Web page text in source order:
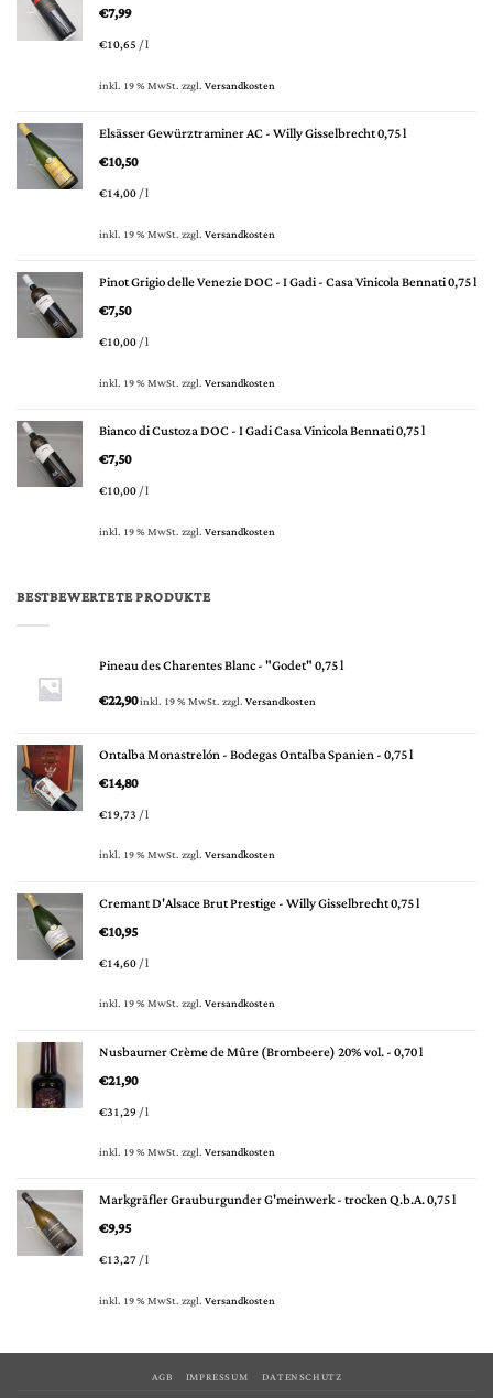
€7,99
€10,65/l
inkl. 19 % MwSt.zzgl.Versandkosten
Elsässer Gewürztraminer AC - Willy Gisselbrecht 0,75 l
€10,50
€14,00/l
inkl. 19 % MwSt.zzgl.Versandkosten
Pinot Grigio delle Venezie DOC - I Gadi - Casa Vinicola Bennati 0,75 l
€7,50
€10,00/l
inkl. 19 % MwSt.zzgl.Versandkosten
Bianco di Custoza DOC - I Gadi Casa Vinicola Bennati 0,75 l
€7,50
€10,00/l
inkl. 19 % MwSt.zzgl.Versandkosten
BESTBEWERTETE PRODUKTE
Pineau des Charentes Blanc - "Godet" 0,75 l
€22,90inkl. 19 % MwSt.zzgl.Versandkosten
Ontalba Monastrelón - Bodegas Ontalba Spanien - 0,75 l
€14,80
€19,73/l
inkl. 19 % MwSt.zzgl.Versandkosten
Cremant D'Alsace Brut Prestige - Willy Gisselbrecht 0,75 l
€10,95
€14,60/l
inkl. 19 % MwSt.zzgl.Versandkosten
Nusbaumer Crème de Mûre (Brombeere) 20% vol. - 0,70 l
€21,90
€31,29/l
inkl. 19 % MwSt.zzgl.Versandkosten
Markgräfler Grauburgunder G'meinwerk - trocken Q.b.A. 0,75 l
€9,95
€13,27/l
inkl. 19 % MwSt.zzgl.Versandkosten
AGB IMPRESSUM DATENSCHUTZ